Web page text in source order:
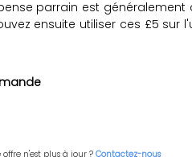
parrain est
ensuite utiliser ces £5 sur
offre n'est plus à jour ?Contactez-nous